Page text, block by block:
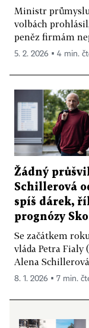
Ministr
volbách
peněz firmám
5. 2. 2026 ▪ 4 min.
Žádný
Schillerová
spíš dárek,
prognózy
Se začátkem
vláda Petra
Alena
8. 1. 2026 ▪ 7 min.